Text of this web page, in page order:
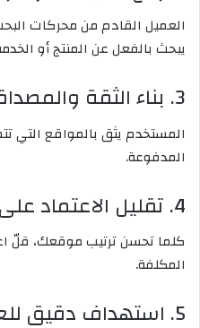
العميل القادم من محركات
يبحث بالفعل عن المنتج أو
3. بناء الثقة والمصداقية
المستخدم يثق بالمواقع التي
المدفوعة.
4. تقليل الاعتماد على الإعلانات
كلما تحسن ترتيب موقعك، قلّ
المكلفة.
5. استهداف دقيق للعملاء